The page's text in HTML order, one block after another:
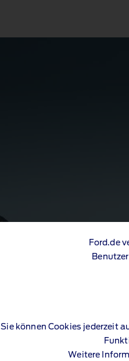
Ford.de
Sie können Cookies jederzeit
Weitere